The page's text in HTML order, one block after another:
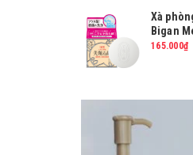
Xà
Bigan
80g
165.000₫
Mụn
Lotion
275.000₫